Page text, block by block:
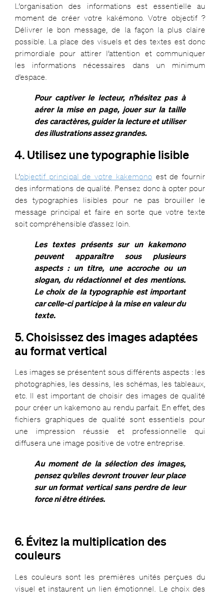
L’organisation des informations est essentielle au
moment de créer votre kakémono. Votre objectif ?
Délivrer le bon message, de la façon la plus claire
possible. La place des visuels et des textes est donc
primordiale pour attirer l’attention et communiquer
les informations nécessaires dans un minimum
d’espace.
Pour captiver le lecteur, n’hésitez pas à
aérer la mise en page, jouer sur la taille
des caractères, guider la lecture et utiliser
des illustrations assez grandes.
4. Utilisez une typographie lisible
L’objectif principal de votre kakemono est de fournir
des informations de qualité. Pensez donc à opter pour
des typographies lisibles pour ne pas brouiller le
message principal et faire en sorte que votre texte
soit compréhensible d’assez loin.
Les textes présents sur un kakemono
peuvent apparaître sous plusieurs
aspects : un titre, une accroche ou un
slogan, du rédactionnel et des mentions.
Le choix de la typographie est important
car celle-ci participe à la mise en valeur du
texte.
5. Choisissez des images adaptées
au format vertical
Les images se présentent sous différents aspects : les
photographies, les dessins, les schémas, les tableaux,
etc. Il est important de choisir des images de qualité
pour créer un kakemono au rendu parfait. En effet, des
fichiers graphiques de qualité sont essentiels pour
une impression réussie et professionnelle qui
diffusera une image positive de votre entreprise.
Au moment de la sélection des images,
pensez qu’elles devront trouver leur place
sur un format vertical sans perdre de leur
force ni être étirées.
6. Évitez la multiplication des
couleurs
Les couleurs sont les premières unités perçues du
visuel et instaurent un lien émotionnel. Le choix des